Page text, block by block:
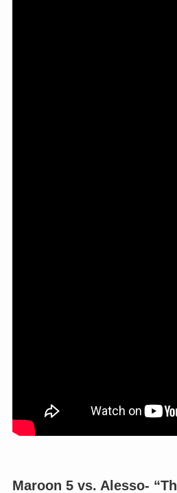
Maroon 5 vs. Alesso-